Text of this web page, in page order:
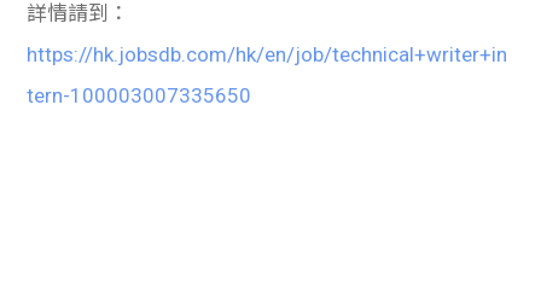
詳情請到：
https://hk.jobsdb.com/hk/en/job/technical+writer+in
tern-100003007335650